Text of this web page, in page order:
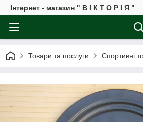
Інтернет - магазин " В І К Т О Р І Я "
Товари та послуги Спортивні